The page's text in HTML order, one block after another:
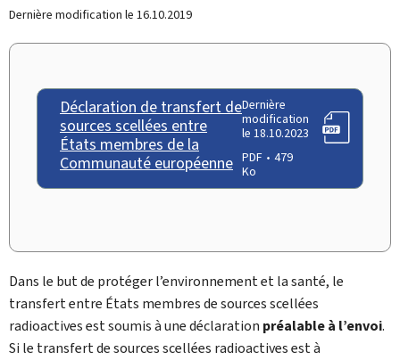
Dernière modification le 16.10.2019
Déclaration de transfert de
sources scellées entre
États membres de la
Communauté européenne
Dernière
modification
le 18.10.2023
PDF
479
Ko
Dans le but de protéger l’environnement et la santé, le
transfert entre États membres de sources scellées
radioactives est soumis à une déclaration préalable à l’envoi.
Si le transfert de sources scellées radioactives est à